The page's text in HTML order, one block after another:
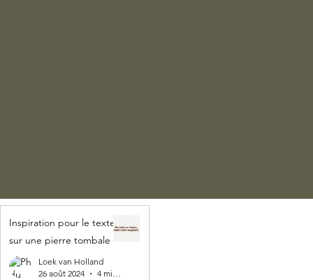
Inspiration pour le texte
sur une pierre tombale
Loek van Holland
26 août 2024
4 min de lecture